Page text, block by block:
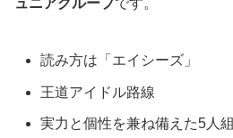
ュニアグループです。
読み方は「エイシーズ」
王道アイドル路線
実力と個性を兼ね備えた5人組